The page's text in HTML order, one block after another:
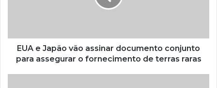
EUA e Japão vão assinar documento conjunto
para assegurar o fornecimento de terras raras